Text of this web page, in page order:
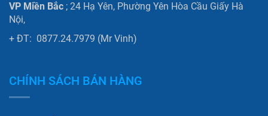
VP Miền Bắc ; 24 Hạ Yên, Phường Yên Hòa Cầu Giấy Hà
Nội,
+ ĐT: 0877.24.7979 (Mr Vinh)
CHÍNH SÁCH BÁN HÀNG